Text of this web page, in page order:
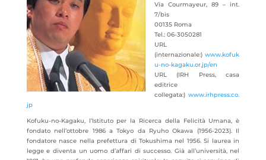
Via Courmayeur, 89 – int.
7/bis
00135 Roma
Tel.: 06-3050281
URL
(internazionale:)www.kofuk
u-no-kagaku.or.jp/en
URL (IRH Press, casa
editrice
collegata:)www.irhpress.co.
jp
Kofuku-no-Kagaku, l’Istituto per la Ricerca della Felicità Umana, è
fondato nell’ottobre 1986 a Tokyo da Ryuho Okawa (1956-2023). Il
fondatore nasce nella prefettura di Tokushima nel 1956. Si laurea in
legge e diventa un uomo d’affari di successo. Già all’università, nel